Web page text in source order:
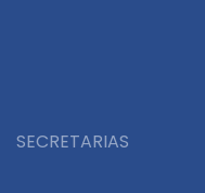
SECRETARIAS